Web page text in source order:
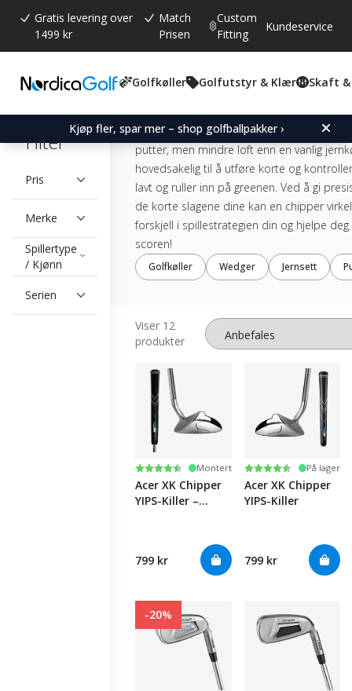
Gratis levering over
1499 kr
Match
Prisen
Custom
Fitting
Kundeservice
Golfkøller Golfutstyr & Klær Skaft &
Kjøp fler, spar mer – shop golfballpakker ›
Filter
Pris
Merke
Spillertype
/ Kjønn
Serien
Chipper
Oppdag fordelene rundt greenen med en
golfbagen! Chipperen er designet med
putter, men mindre loft enn en vanlig
hovedsakelig til å utføre korte og
lavt og ruller inn på greenen. Ved å gi
de korte slagene dine kan en chipper
forskjell i spillestrategien din og hjelpe
scoren!
Golfkøller Wedger Jernsett
Viser 12
produkter
Karakter:
4.3 av 5 mulige
Montert
Acer XK Chipper
YIPS-Killer –
799 kr
Karakter:
4.3 av 5 mulige
På lager
Acer XK Chipper
YIPS-Killer
799 kr
-20%